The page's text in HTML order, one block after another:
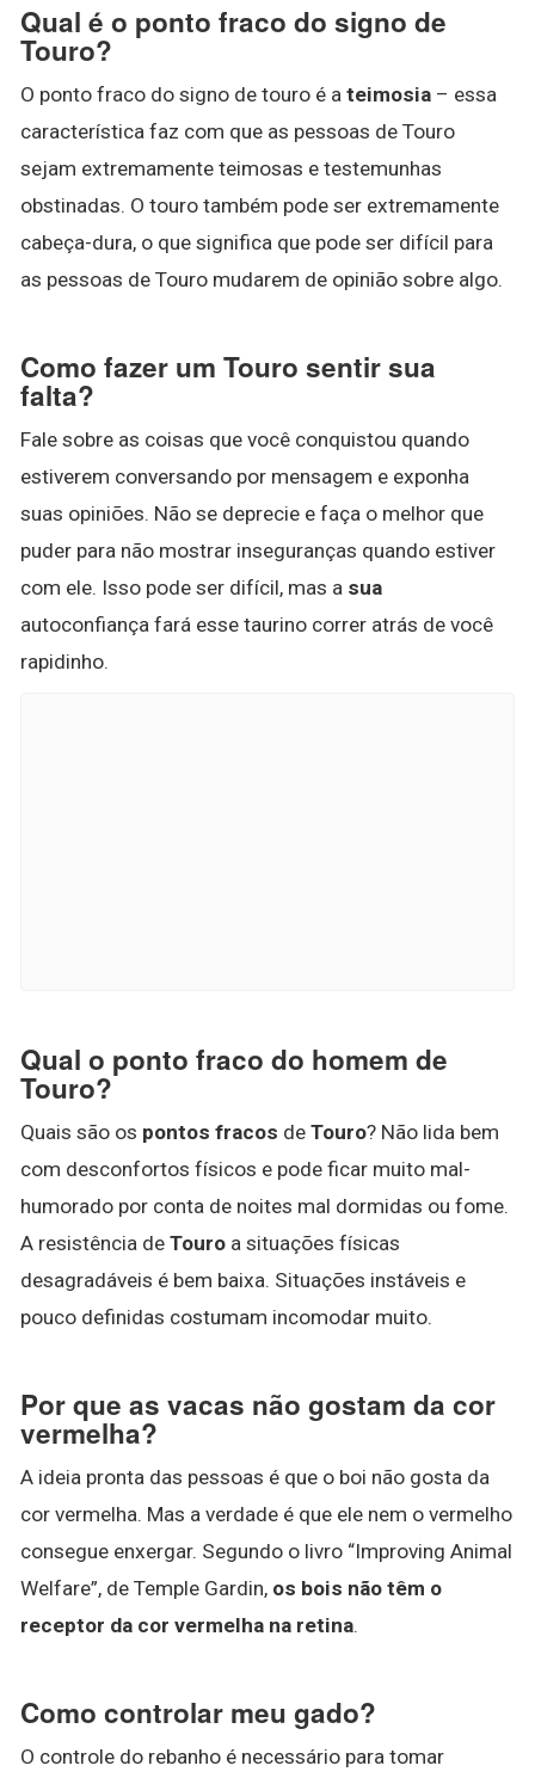
Qual é o ponto fraco do signo de
Touro?
O ponto fraco do signo de touro é a teimosia – essa
característica faz com que as pessoas de Touro
sejam extremamente teimosas e testemunhas
obstinadas. O touro também pode ser extremamente
cabeça-dura, o que significa que pode ser difícil para
as pessoas de Touro mudarem de opinião sobre algo.
Como fazer um Touro sentir sua
falta?
Fale sobre as coisas que você conquistou quando
estiverem conversando por mensagem e exponha
suas opiniões. Não se deprecie e faça o melhor que
puder para não mostrar inseguranças quando estiver
com ele. Isso pode ser difícil, mas a sua
autoconfiança fará esse taurino correr atrás de você
rapidinho.
Qual o ponto fraco do homem de
Touro?
Quais são os pontos fracos de Touro? Não lida bem
com desconfortos físicos e pode ficar muito mal-
humorado por conta de noites mal dormidas ou fome.
A resistência de Touro a situações físicas
desagradáveis é bem baixa. Situações instáveis e
pouco definidas costumam incomodar muito.
Por que as vacas não gostam da cor
vermelha?
A ideia pronta das pessoas é que o boi não gosta da
cor vermelha. Mas a verdade é que ele nem o vermelho
consegue enxergar. Segundo o livro “Improving Animal
Welfare”, de Temple Gardin, os bois não têm o
receptor da cor vermelha na retina.
Como controlar meu gado?
O controle do rebanho é necessário para tomar